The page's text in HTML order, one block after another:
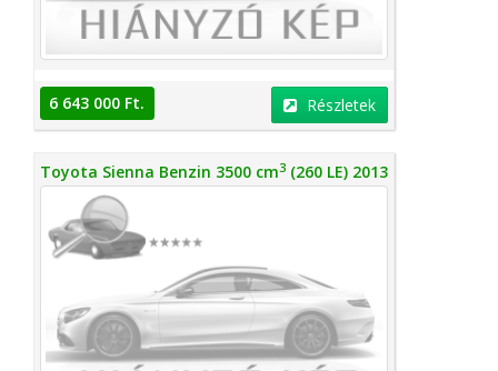
6 643 000 Ft. Részletek
Toyota Sienna Benzin 3500 cm3 (260 LE) 2013